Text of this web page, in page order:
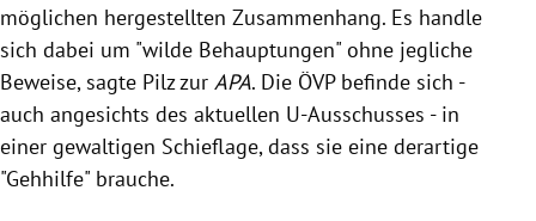
möglichen hergestellten Zusammenhang. Es handle
sich dabei um "wilde Behauptungen" ohne jegliche
Beweise, sagte Pilz zur APA. Die ÖVP befinde sich -
auch angesichts des aktuellen U-Ausschusses - in
einer gewaltigen Schieflage, dass sie eine derartige
"Gehhilfe" brauche.